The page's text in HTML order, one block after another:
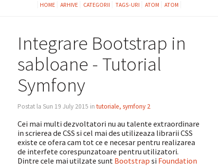
HOME ARHIVE CATEGORII TAGS-URI ATOM ATOM
Integrare Bootstrap in
sabloane - Tutorial
Symfony
Postat la Sun 19 July 2015 in tutoriale, symfony 2
Cei mai multi dezvoltatori nu au talente extraordinare
in scrierea de CSS si cel mai des utilizeaza librarii CSS
existe ce ofera cam tot ce e necesar pentru realizarea
de interfete corespunzatoare pentru utilizatori.
Dintre cele mai utilzate sunt Bootstrap si Foundation